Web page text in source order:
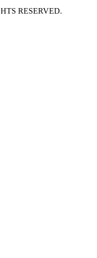
RESERVED.